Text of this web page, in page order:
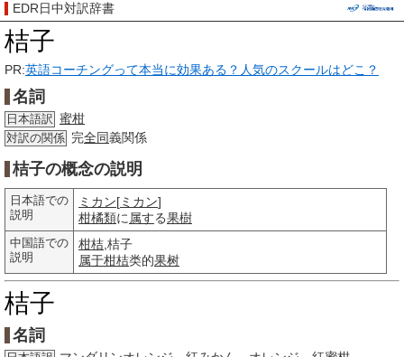
EDR日中対訳辞書
桔子
PR:英語コーチングって本当に効果ある？人気のスクールはどこ？
名詞
日本語訳 蜜柑
対訳の関係 完全同義関係
桔子の概念の説明
日本語での
説明
ミカン[ミカン]
柑橘類に 属する果樹
中国語での
説明
柑桔 ,桔子
属于柑桔类的果树
桔子
名詞